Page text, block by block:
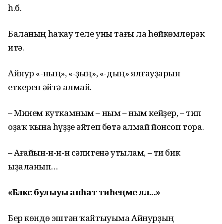
һ.б.
Баланың һаҡау теле уны тағы ла һөйкөмлөрәк
итә.
Айнур «-ның», «-ҙың», «-дың» ялғауҙарын
еткереп әйтә алмай.
– Минем куткамным – ным – ным кейҙер, – тип
оҙаҡ ҡына һүҙҙе әйтеп бөтә алмай йонсоп тора.
– Ағайын-н-н-н сәпитенә утылам, – ти бик
ыҙаланып…
«Бәләкәс булыуы анһат тиһеңме әллә...»
Бер көндө эштән ҡайтыуыма Айнурҙың